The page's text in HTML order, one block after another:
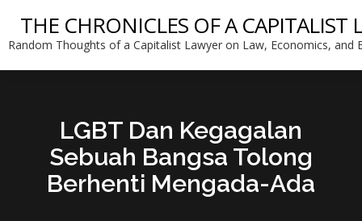
THE CHRONICLES OF A CAPITALIST
Random Thoughts of a Capitalist Lawyer on Law, Economics, and
LGBT Dan Kegagalan
Sebuah Bangsa Tolong
Berhenti Mengada-Ada